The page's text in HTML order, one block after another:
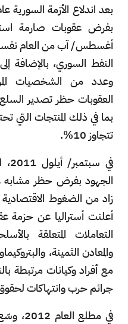
بفرض عقوبات صارمة
أغسطس/ آب من العام
النفط السوري، بالإضافة
وعدد من الشخصيات
العقوبات حظر تصدير السلع
بما في ذلك المنتجات التي
تتجاوز 10%.
في
الجهود بفرض حظر مشابه
زاد من الضغوط
أعلنت أستراليا عن
التعاملات المتعلقة
والمعادن الثمينة،
مع أفراد وكيانات مرتبطة
جرائم حرب وانتهاكات
في مطلع